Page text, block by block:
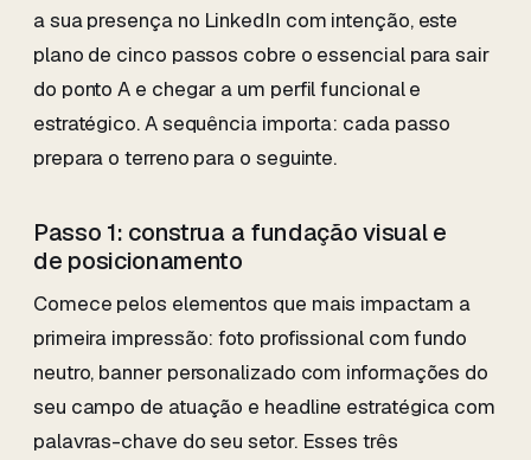
a sua presença no LinkedIn com intenção, este
plano de cinco passos cobre o essencial para sair
do ponto A e chegar a um perfil funcional e
estratégico. A sequência importa: cada passo
prepara o terreno para o seguinte.
Passo 1: construa a fundação visual e
de posicionamento
Comece pelos elementos que mais impactam a
primeira impressão: foto profissional com fundo
neutro, banner personalizado com informações do
seu campo de atuação e headline estratégica com
palavras-chave do seu setor. Esses três